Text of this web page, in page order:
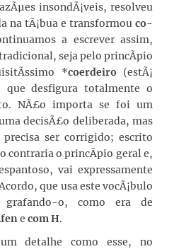
insondÃ¡veis, resolveu
na tÃ¡bua e transformou co-
a escrever assim,
seja pelo princÃ­pio
*coerdeiro (estÃ¡
que desfigura totalmente o
NÃ£o importa se foi um
decisÃ£o deliberada, mas
ser corrigido; escrito
contraria o princÃ­pio geral e,
vai expressamente
que usa este vocÃ¡bulo
grafando-o, como era de
e com H.
detalhe como esse, no